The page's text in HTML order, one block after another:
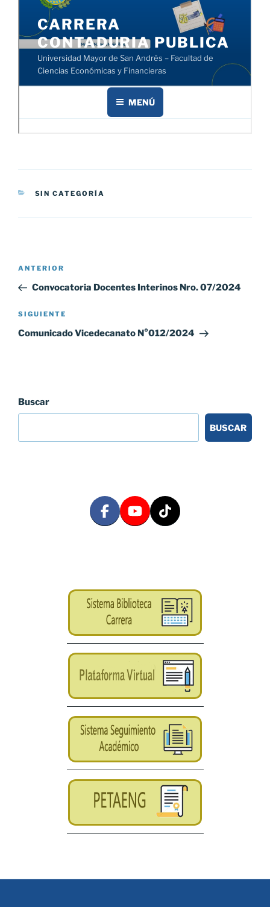
CATEGORÍAS
SIN CATEGORÍA
Navegación
entradas
Entrada
anterior:
ANTERIOR
Convocatoria Docentes Interinos Nro. 07/2024
Siguiente
entrada
SIGUIENTE
Comunicado Vicedecanato N°012/2024
Buscar
BUSCAR